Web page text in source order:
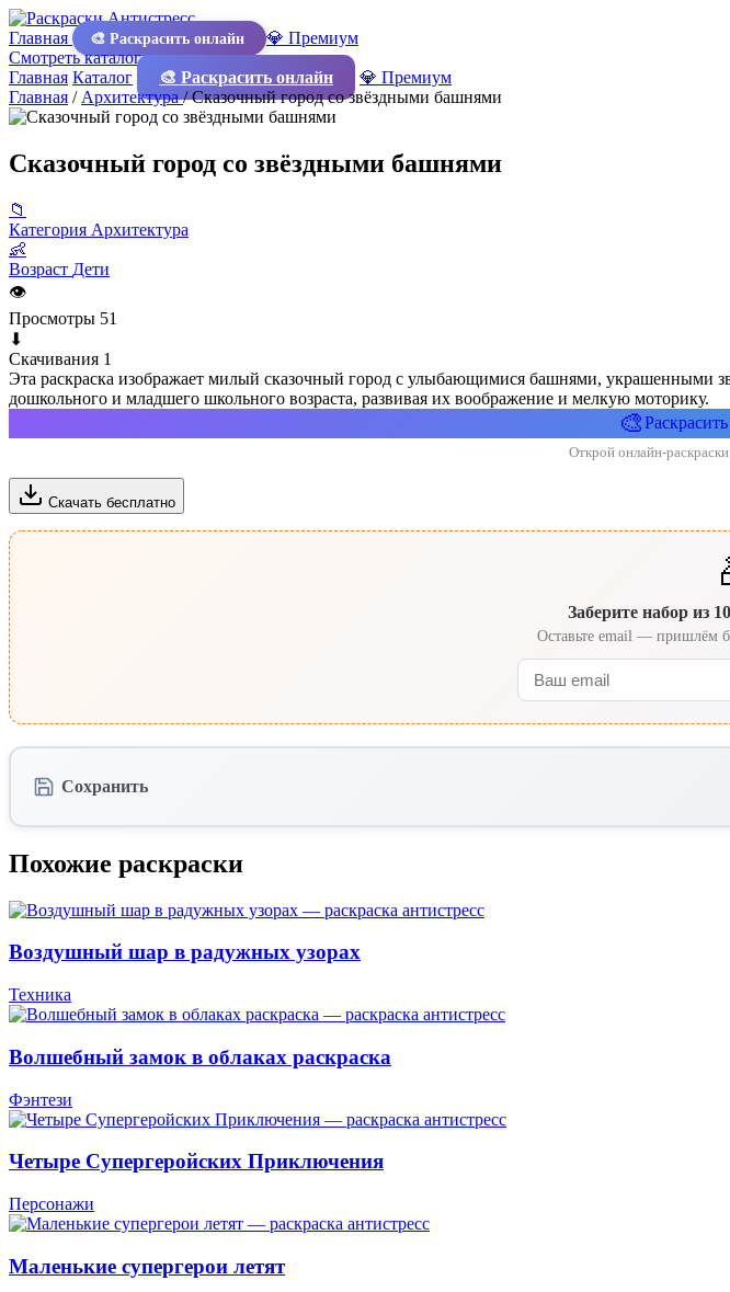
Главная 🎨 Раскрасить онлайн
💎 Премиум
Смотреть каталог
Главная Каталог 🎨 Раскрасить онлайн
💎 Премиум
Главная / Архитектура/Сказочный город со звёздными башнями
Сказочный город со звёздными башнями
📁
Категория Архитектура
👶
Возраст Дети
👁
Просмотры 51
⬇
Скачивания 1
Эта раскраска изображает милый сказочный город с улыбающимися башнями, украшенными
дошкольного и младшего школьного возраста, развивая их воображение и мелкую моторику.
🎨
Открой онлайн-
Скачать бесплатно
Заберите набор из
Оставьте email — пришлём
Сохранить
Похожие раскраски
Воздушный шар в радужных узорах
Техника
Волшебный замок в облаках раскраска
Фэнтези
Четыре Супергеройских Приключения
Персонажи
Маленькие супергерои летят